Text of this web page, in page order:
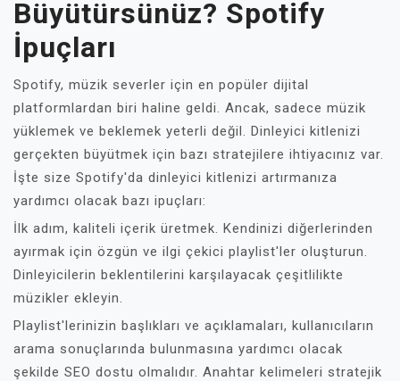
Büyütürsünüz? Spotify
İpuçları
Spotify, müzik severler için en popüler dijital
platformlardan biri haline geldi. Ancak, sadece müzik
yüklemek ve beklemek yeterli değil. Dinleyici kitlenizi
gerçekten büyütmek için bazı stratejilere ihtiyacınız var.
İşte size Spotify'da dinleyici kitlenizi artırmanıza
yardımcı olacak bazı ipuçları:
İlk adım, kaliteli içerik üretmek. Kendinizi diğerlerinden
ayırmak için özgün ve ilgi çekici playlist'ler oluşturun.
Dinleyicilerin beklentilerini karşılayacak çeşitlilikte
müzikler ekleyin.
Playlist'lerinizin başlıkları ve açıklamaları, kullanıcıların
arama sonuçlarında bulunmasına yardımcı olacak
şekilde SEO dostu olmalıdır. Anahtar kelimeleri stratejik